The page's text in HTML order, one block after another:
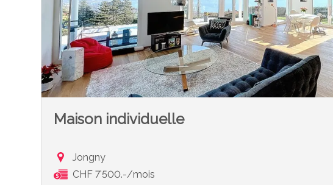
Maison individuelle
Jongny
CHF 7'500.-/mois